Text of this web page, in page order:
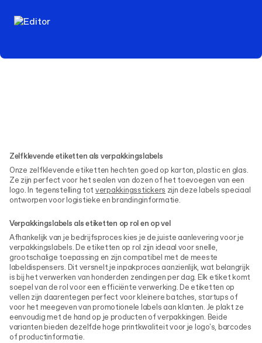
Zelfklevende etiketten als verpakkingslabels
Onze zelfklevende etiketten hechten goed op karton, plastic en glas.
Ze zijn perfect voor het sealen van dozen of het toevoegen van een
logo. In tegenstelling totverpakkingsstickers zijn deze labels speciaal
ontworpen voor logistieke en brandinginformatie.
Verpakkingslabels als etiketten op rol en op vel
Afhankelijk van je bedrijfsproces kies je de juiste aanlevering voor je
verpakkingslabels. De etiketten op rol zijn ideaal voor snelle,
grootschalige toepassing en zijn compatibel met de meeste
labeldispensers. Dit versnelt je inpakproces aanzienlijk, wat belangrijk
is bij het verwerken van honderden zendingen per dag. Elk etiket komt
soepel van de rol voor een efficiënte verwerking. De etiketten op
vellen zijn daarentegen perfect voor kleinere batches, startups of
voor het meegeven van promotionele labels aan klanten. Je plakt ze
eenvoudig met de hand op je producten of verpakkingen. Beide
varianten bieden dezelfde hoge printkwaliteit voor je logo's, barcodes
of productinformatie.